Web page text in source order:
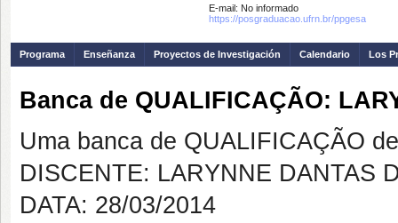
E-mail: No informado
https://posgraduacao.ufrn.br/ppgesa
Programa Enseñanza Proyectos de Investigación Calendario Los
Banca de QUALIFICAÇÃO:
Uma banca de QUALIFICAÇÃO
DISCENTE: LARYNNE DANTAS
DATA: 28/03/2014